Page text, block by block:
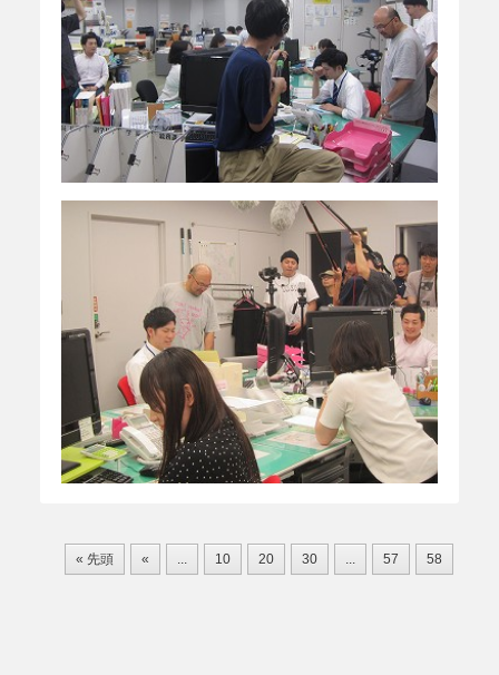
« 先頭 « ... 10 20 30 ... 57 58